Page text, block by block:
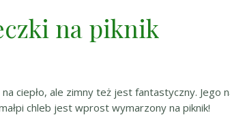
na piknik
ciepło, ale zimny też jest fantastyczny. Jego
chleb jest wprost wymarzony na piknik!